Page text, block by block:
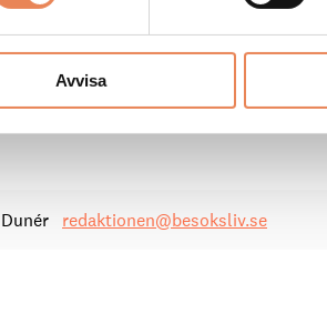
Avvisa
avgifterna från 20 procent av
på bara ett år, säger han.
redaktionen@besoksliv.se